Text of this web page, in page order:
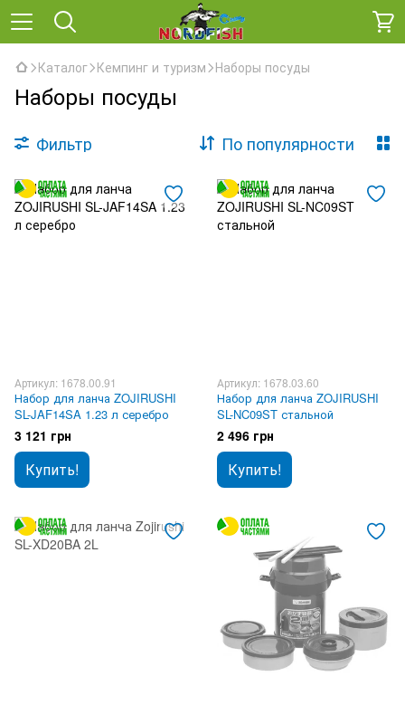
Каталог Кемпинг и туризм Наборы посуды
Наборы посуды
Фильтр По популярности
Артикул: 1678.00.91
Набор для ланча ZOJIRUSHI
SL-JAF14SA 1.23 л серебро
3 121 грн
Купить!
Артикул: 1678.03.60
Набор для ланча ZOJIRUSHI
SL-NC09ST стальной
2 496 грн
Купить!